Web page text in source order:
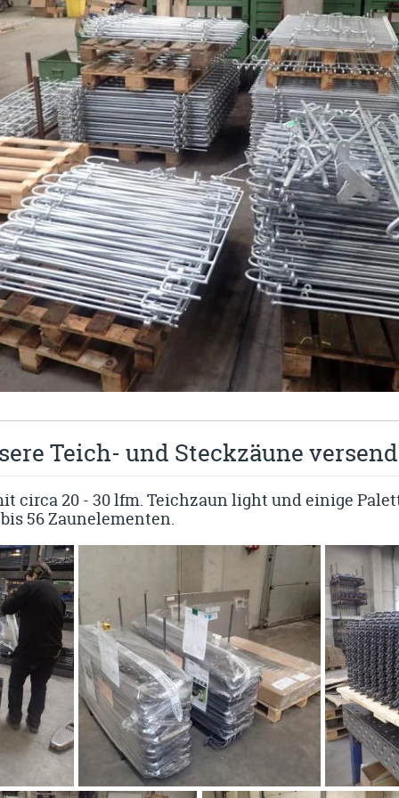
Teich- und Steckzäune
circa 20 - 30 lfm. Teichzaun light und einige
56 Zaunelementen.